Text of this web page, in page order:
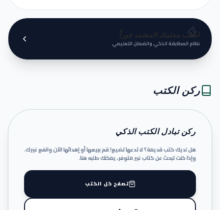
اطلب معلمك المعتمد فوراً
نظام المطابقة الذكي والضمان التعليمي
ركن الكتب
ركن تبادل الكتب الذكي
هل لديك كتب قديمة؟ لا تدعها تضيع! قم ببيعها أو إهدائها الآن وانفع غيرك.
وإذا كنت تبحث عن كتاب غير متوفر، يمكنك طلبه هنا.
تصفح كل الكتب